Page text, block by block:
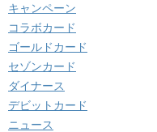
キャンペーン
コラボカード
ゴールドカード
セゾンカード
ダイナース
デビットカード
ニュース